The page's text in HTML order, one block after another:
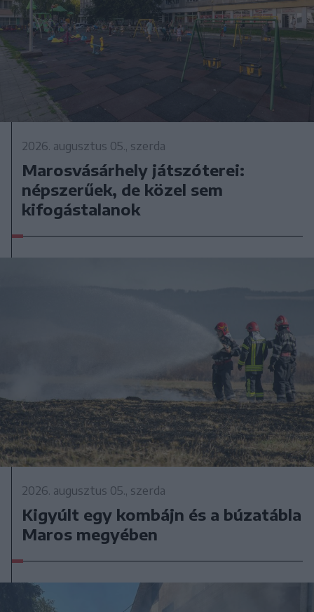
2026. augusztus 05., szerda
Marosvásárhely játszóterei:
népszerűek, de közel sem
kifogástalanok
2026. augusztus 05., szerda
Kigyúlt egy kombájn és a búzatábla
Maros megyében